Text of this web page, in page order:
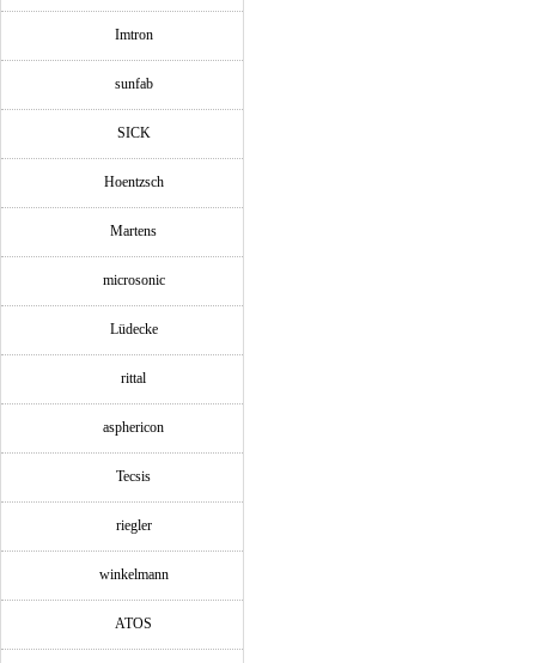
Imtron
sunfab
SICK
Hoentzsch
Martens
microsonic
Lüdecke
rittal
asphericon
Tecsis
riegler
winkelmann
ATOS